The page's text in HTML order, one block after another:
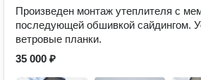
Произведен монтаж утеплителя с
последующей обшивкой сайдингом.
ветровые планки.
35 000 ₽